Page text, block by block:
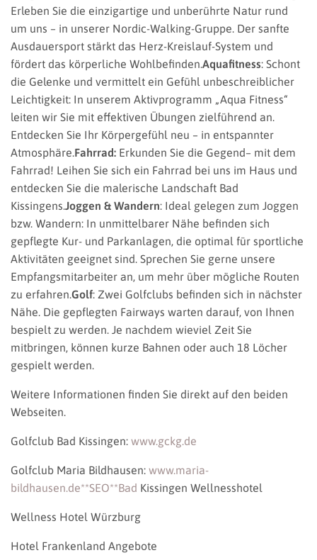
Erleben Sie die einzigartige und unberührte Natur rund
um uns – in unserer Nordic-Walking-Gruppe. Der sanfte
Ausdauersport stärkt das Herz-Kreislauf-System und
fördert das körperliche Wohlbefinden.Aquafitness: Schont
die Gelenke und vermittelt ein Gefühl unbeschreiblicher
Leichtigkeit: In unserem Aktivprogramm „Aqua Fitness“
leiten wir Sie mit effektiven Übungen zielführend an.
Entdecken Sie Ihr Körpergefühl neu – in entspannter
Atmosphäre.Fahrrad: Erkunden Sie die Gegend– mit dem
Fahrrad! Leihen Sie sich ein Fahrrad bei uns im Haus und
entdecken Sie die malerische Landschaft Bad
Kissingens.Joggen & Wandern: Ideal gelegen zum Joggen
bzw. Wandern: In unmittelbarer Nähe befinden sich
gepflegte Kur- und Parkanlagen, die optimal für sportliche
Aktivitäten geeignet sind. Sprechen Sie gerne unsere
Empfangsmitarbeiter an, um mehr über mögliche Routen
zu erfahren.Golf: Zwei Golfclubs befinden sich in nächster
Nähe. Die gepflegten Fairways warten darauf, von Ihnen
bespielt zu werden. Je nachdem wieviel Zeit Sie
mitbringen, können kurze Bahnen oder auch 18 Löcher
gespielt werden.
Weitere Informationen finden Sie direkt auf den beiden
Webseiten.
Golfclub Bad Kissingen: www.gckg.de
Golfclub Maria Bildhausen: www.maria-
bildhausen.de**SEO**Bad Kissingen Wellnesshotel
Wellness Hotel Würzburg
Hotel Frankenland Angebote